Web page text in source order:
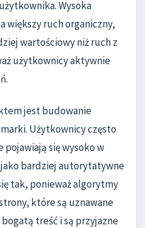
Wysoka
większy ruch organiczny,
wartościowy niż ruch z
użytkownicy aktywnie
jest budowanie
Użytkownicy często
się wysoko w
bardziej autorytatywne
tak, ponieważ algorytmy
które są uznawane
treść i są przyjazne